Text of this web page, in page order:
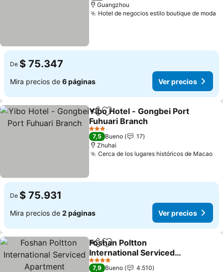
Guangzhou
Hotel de negocios estilo boutique de moda
De $ 75.347
Mira precios de 6 páginas Ver precios
Compartir
Agregar a favoritos
Yibo Hotel - Gongbei Port
Fuhuari Branch
Ver precios
3 Estrellas
7,5 Bueno
17
Zhuhai
Cerca de los lugares históricos de Macao
De $ 75.931
Mira precios de 2 páginas Ver precios
CompartirAgregar a favoritos
Foshan Poltton
International Serviced
Apartment
Ver precios
4 Estrellas
7,9 Bueno
4.510